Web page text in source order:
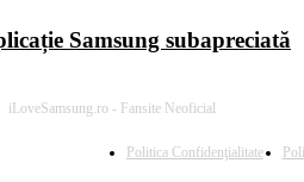
Samsung subapreciată
iLoveSamsung.ro - Fansite Neoficial
Politica Confidenţialitate